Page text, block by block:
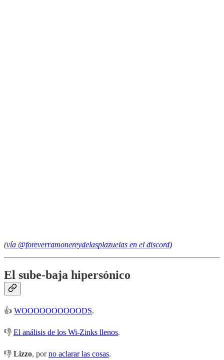
(vía @foreverramonereydelasplazuelas en el discord)
El sube-baja hipersónico
👍 WOOOOOOOOOODS.
👎 El análisis de los Wi-Zinks llenos.
👎 Lizzo, porno aclarar las cosas.